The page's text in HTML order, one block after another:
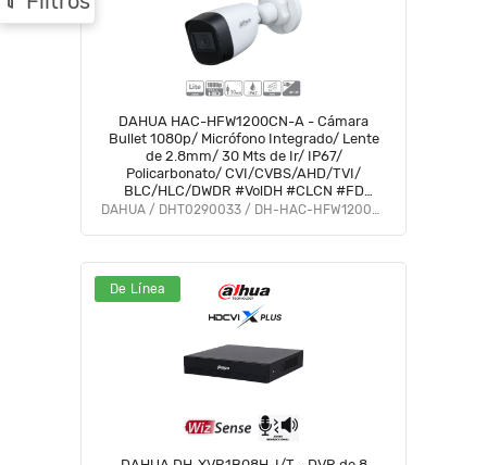
DAHUA HAC-HFW1200CN-A - Cámara
Bullet 1080p/ Micrófono Integrado/ Lente
de 2.8mm/ 30 Mts de Ir/ IP67/
Policarbonato/ CVI/CVBS/AHD/TVI/
BLC/HLC/DWDR #VolDH #CLCN #FD
#DMIP
DAHUA / DHT0290033 / DH-HAC-HFW1200CN-A-0280B-S5
De Línea